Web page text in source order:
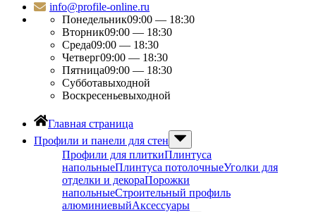
info@profile-online.ru
Понедельник09:00 — 18:30
Вторник09:00 — 18:30
Среда09:00 — 18:30
Четверг09:00 — 18:30
Пятница09:00 — 18:30
Субботавыходной
Воскресеньевыходной
Главная страница
Профили и панели для стен
Профили для плиткиПлинтуса
напольныеПлинтуса потолочныеУголки для
отделки и декораПорожки
напольныеСтроительный профиль
алюминиевыйАксессуары